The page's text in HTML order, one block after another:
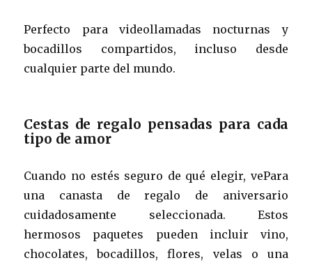
Perfecto para videollamadas nocturnas y
bocadillos compartidos, incluso desde
cualquier parte del mundo.
Cestas de regalo pensadas para cada
tipo de amor
Cuando no estés seguro de qué elegir, vePara
una canasta de regalo de aniversario
cuidadosamente seleccionada. Estos
hermosos paquetes pueden incluir vino,
chocolates, bocadillos, flores, velas o una